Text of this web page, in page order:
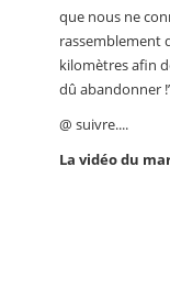
que nous ne
rassemblement
kilomètres afin
dû abandonner
@ suivre....
La vidéo du